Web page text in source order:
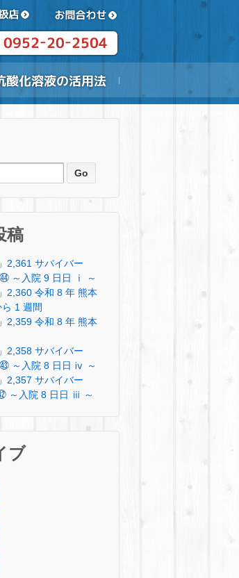
稿
2,361 サバイバー
～入院 9 日日 ⅰ ～
2,360 令和 8 年 熊本
1 週間
2,359 令和 8 年 熊本
2,358 サバイバー
～入院 8 日日 ⅳ ～
2,357 サバイバー
～入院 8 日日 ⅲ ～
ブ